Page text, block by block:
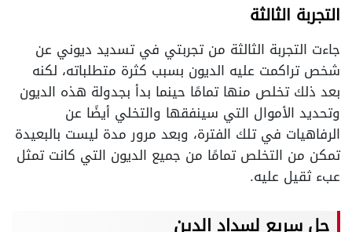
التجربة الثالثة
جاءت التجربة الثالثة من تجربتي في تسديد ديوني عن
شخص تراكمت عليه الديون بسبب كثرة متطلباته، لكنه
بعد ذلك تخلص منها تمامًا حينما بدأ بجدولة هذه الديون
وتحديد الأموال التي سينفقها والتخلي أيضًا عن
الرفاهيات في تلك الفترة، وبعد مرور مدة ليست بالبعيدة
تمكن من التخلص تمامًا من جميع الديون التي كانت تمثل
عبء ثقيل عليه.
حل سريع لسداد الدين